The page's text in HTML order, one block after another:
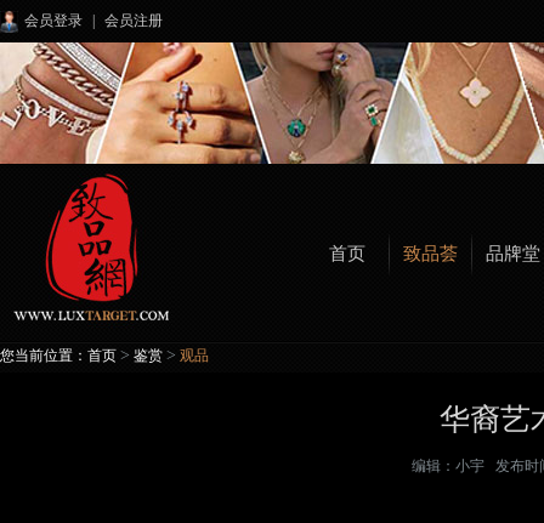
会员登录 会员注册
首页 致品荟 品牌堂
您当前位置： 首页 > 鉴赏 > 观品
华裔艺
编辑：小宇 发布